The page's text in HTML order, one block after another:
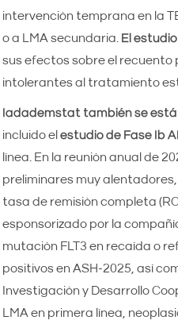
intervención temprana en la
o a LMA secundaria. El
sus efectos sobre el
intolerantes al tratamiento
Iadademstat también se está
incluido el estudio de Fase Ib
línea. En la reunión anual de
preliminares muy
tasa de remisión completa
esponsorizado por la
mutación FLT3 en recaída o
positivos en ASH-2025, así
Investigación y Desarrollo
LMA en primera línea,